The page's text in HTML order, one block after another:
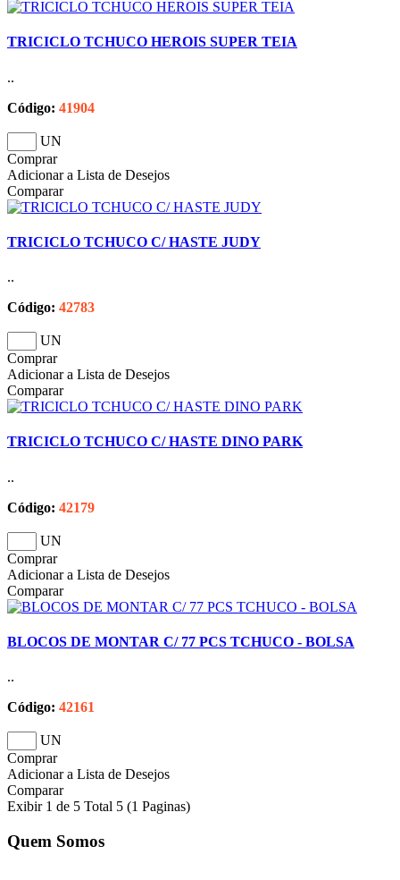
TRICICLO TCHUCO HEROIS SUPER TEIA
..
Código: 41904
UN
Comprar
Adicionar a Lista de Desejos
Comparar
TRICICLO TCHUCO C/ HASTE JUDY
..
Código: 42783
UN
Comprar
Adicionar a Lista de Desejos
Comparar
TRICICLO TCHUCO C/ HASTE DINO PARK
..
Código: 42179
UN
Comprar
Adicionar a Lista de Desejos
Comparar
BLOCOS DE MONTAR C/ 77 PCS TCHUCO - BOLSA
..
Código: 42161
UN
Comprar
Adicionar a Lista de Desejos
Comparar
Exibir 1 de 5 Total 5 (1 Paginas)
Quem Somos